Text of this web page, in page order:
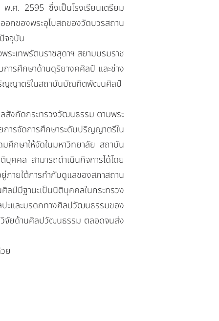
.ศ. 2595 ซึ่งเป็นโรงเรียนเตรียม
ของพระอุโบสถของวัดบวรสถาน
จจุบัน
ทพรัตนราชสุดาฯ สยามบรมราช
ารศึกษาด้านดุริยางคศิลป์ และช่าง
ญญาตรีในสถาบันบัณฑิตพัฒนศิลป์
กัดกระทรวงวัฒนธรรม ตามพระ
รจัดการศึกษาระดับปริญญาตรีใน
กษาให้จัดในมหาวิทยาลัย สถาบัน
คคล สามารถดำเนินกิจการได้โดย
ภายใต้การกำกับดูแลของสภาสถาน
มีฐานะเป็นนิติบุคคลในกระทรวง
ะและมรดกทางศิลปวัฒนธรรมของ
วิจัยด้านศิลปวัฒนธรรม ตลอดจนส่ง
ย